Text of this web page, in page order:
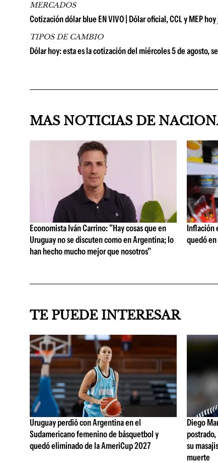
MERCADOS
Cotización dólar blue EN VIVO | Dólar oficial, CCL y MEP
TIPOS DE CAMBIO
Dólar hoy: esta es la cotización del miércoles 5 de agosto,
MAS NOTICIAS DE
Economista Iván Carrino: "Hay cosas que en
Uruguay no se discuten como en Argentina; lo
han hecho mucho mejor que nosotros"
Inflación
quedó
TE PUEDE INTERESAR
Uruguay perdió con Argentina en el
Sudamericano femenino de básquetbol y
quedó eliminado de la AmeriCup 2027
Diego
su
muerte